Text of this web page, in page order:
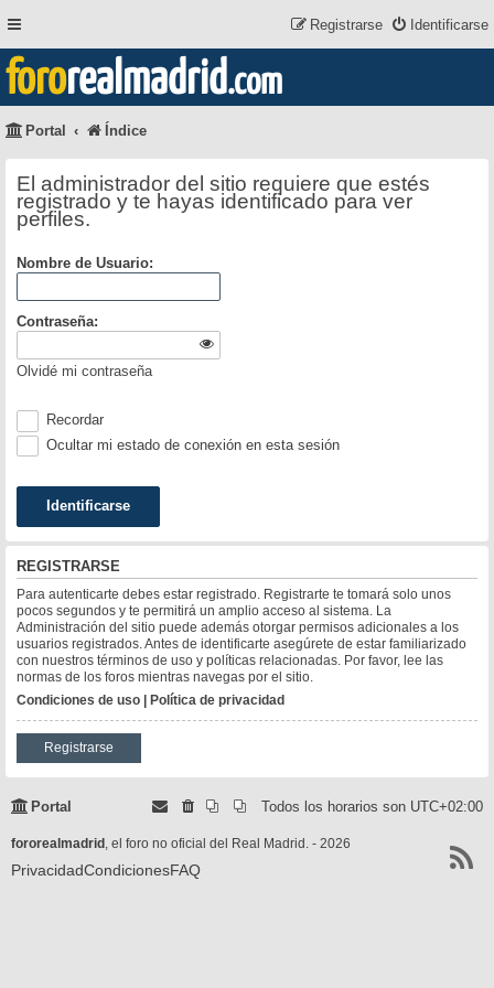
Identificarse
Registrarse
fororealmadrid.com
Portal Índice
El administrador del sitio requiere que estés
registrado y te hayas identificado para ver
perfiles.
Nombre de Usuario:
Contraseña:
Olvidé mi contraseña
Recordar
Ocultar mi estado de conexión en esta sesión
REGISTRARSE
Para autenticarte debes estar registrado. Registrarte te tomará solo unos
pocos segundos y te permitirá un amplio acceso al sistema. La
Administración del sitio puede además otorgar permisos adicionales a los
usuarios registrados. Antes de identificarte asegúrete de estar familiarizado
con nuestros términos de uso y políticas relacionadas. Por favor, lee las
normas de los foros mientras navegas por el sitio.
Condiciones de uso | Política de privacidad
Registrarse
Portal Todos los horarios son UTC+02:00
fororealmadrid , el foro no oficial del Real Madrid. - 2026
PrivacidadCondicionesFAQ